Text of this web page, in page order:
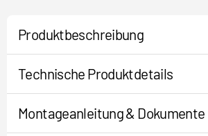
Produktbeschreibung
Technische Produktdetails
Montageanleitung & Dokumente